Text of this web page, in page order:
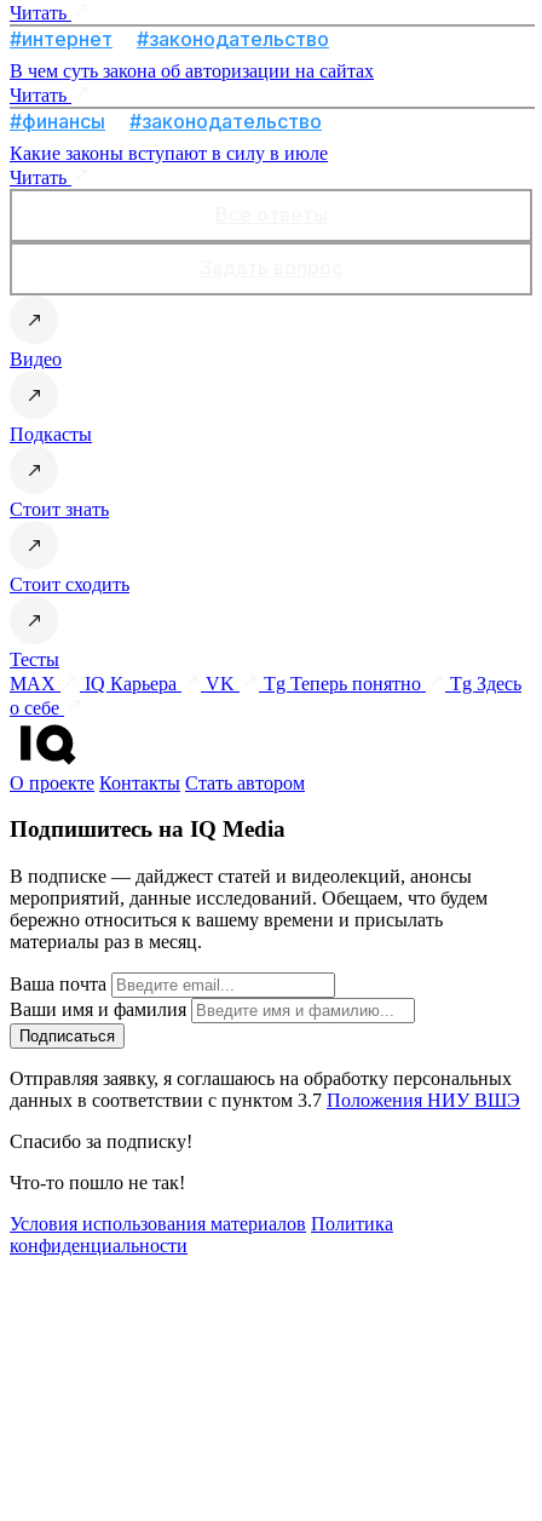
Читать
#интернет #законодательство
В чем суть закона об авторизации на сайтах
Читать
#финансы #законодательство
Какие законы вступают в силу в июле
Читать
Видео
Подкасты
Стоит знать
Стоит сходить
Тесты
MAX
IQ Карьера VK Tg Теперь понятно
Tg Здесь
о себе
О проекте Контакты Стать автором
Подпишитесь на IQ Media
В подписке — дайджест статей и видеолекций, анонсы
мероприятий, данные исследований. Обещаем, что будем
бережно относиться к вашему времени и присылать
материалы раз в месяц.
Ваша почта
Ваши имя и фамилия
Отправляя заявку, я соглашаюсь на обработку персональных
данных в соответствии с пунктом 3.7 Положения НИУ ВШЭ
Спасибо за подписку!
Что-то пошло не так!
Условия использования материалов Политика
конфиденциальности